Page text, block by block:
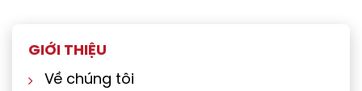
GIỚI THIỆU
Về chúng tôi